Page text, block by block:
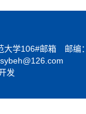
大学106#邮箱 邮编
发